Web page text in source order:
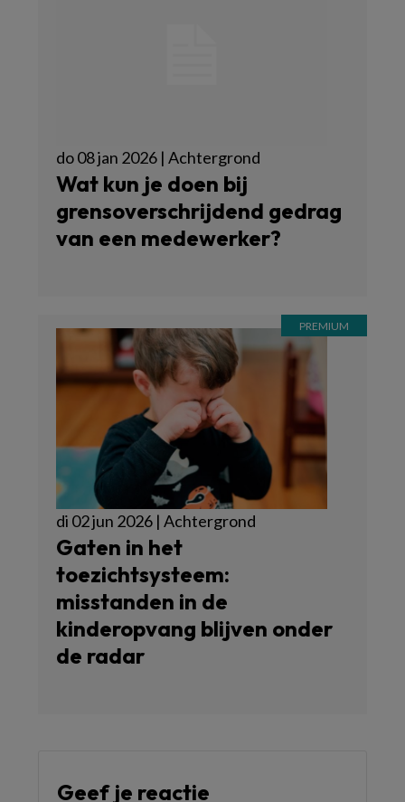
do 08 jan 2026 | Achtergrond
Wat kun je doen bij
grensoverschrijdend gedrag
van een medewerker?
di 02 jun 2026 | Achtergrond
Gaten in het
toezichtsysteem:
misstanden in de
kinderopvang blijven onder
de radar
Geef je reactie